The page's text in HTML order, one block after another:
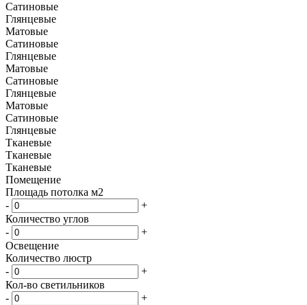
Сатиновые
Глянцевые
Матовые
Сатиновые
Глянцевые
Матовые
Сатиновые
Глянцевые
Матовые
Сатиновые
Глянцевые
Тканевые
Тканевые
Тканевые
Помещение
Площадь потолка м2
-
+
Количество углов
-
+
Освещение
Количество люстр
-
+
Кол-во светильников
-
+